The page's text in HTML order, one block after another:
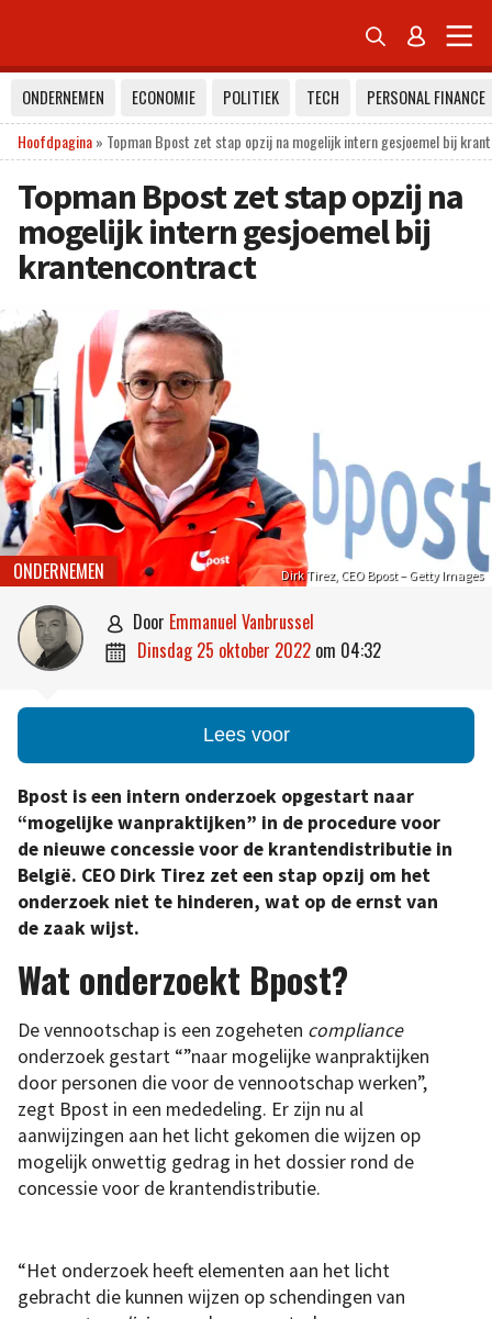
 
ONDERNEMEN ECONOMIE POLITIEK TECH
PERSONAL FINANCE
Hoofdpagina» Topman Bpost zet stap opzij na mogelijk intern gesjoemel bij
Topman Bpost zet stap opzij na
mogelijk intern gesjoemel bij
krantencontract
Dirk Tirez, CEO Bpost – Getty Images
ONDERNEMEN
 door Emmanuel Vanbrussel
 dinsdag 25 oktober 2022 om 04:32
Lees voor
Bpost is een intern onderzoek opgestart naar
“mogelijke wanpraktijken” in de procedure voor
de nieuwe concessie voor de krantendistributie in
België. CEO Dirk Tirez zet een stap opzij om het
onderzoek niet te hinderen, wat op de ernst van
de zaak wijst.
Wat onderzoekt Bpost?
De vennootschap is een zogeheten compliance
onderzoek gestart “”naar mogelijke wanpraktijken
door personen die voor de vennootschap werken”,
zegt Bpost in een mededeling. Er zijn nu al
aanwijzingen aan het licht gekomen die wijzen op
mogelijk onwettig gedrag in het dossier rond de
concessie voor de krantendistributie.
“Het onderzoek heeft elementen aan het licht
gebracht die kunnen wijzen op schendingen van